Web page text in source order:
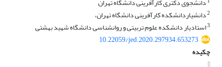
دانشجوی دکتری کارآفرینی دانشگاه تهران
2دانشیاردانشکده کارآفرینی دانشگاه تهران،
3استادیار دانشکده علوم تربیتی و روانشناسی دانشگاه شهید بهشتی
10.22059/jed.2020.297934.653273
چکیده